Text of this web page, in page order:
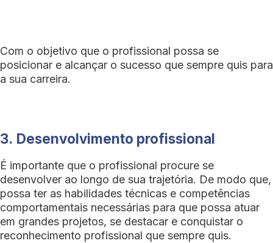
Com o objetivo que o profissional possa se
posicionar e alcançar o sucesso que sempre quis para
a sua carreira.
3. Desenvolvimento profissional
É importante que o profissional procure se
desenvolver ao longo de sua trajetória. De modo que,
possa ter as habilidades técnicas e competências
comportamentais necessárias para que possa atuar
em grandes projetos, se destacar e conquistar o
reconhecimento profissional que sempre quis.